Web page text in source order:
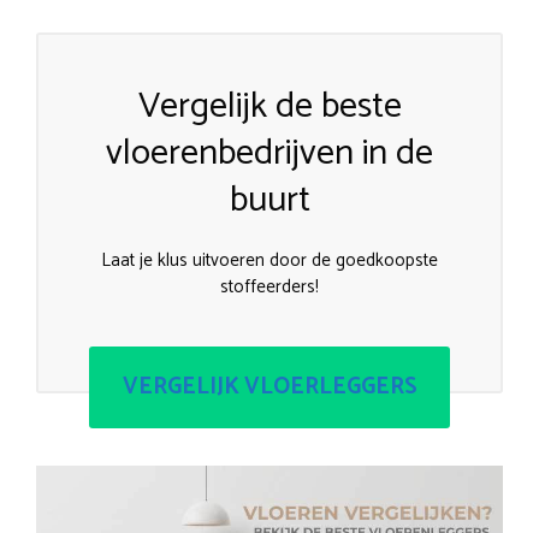
Vergelijk de beste
vloerenbedrijven in de
buurt
Laat je klus uitvoeren door de goedkoopste
stoffeerders!
VERGELIJK VLOERLEGGERS